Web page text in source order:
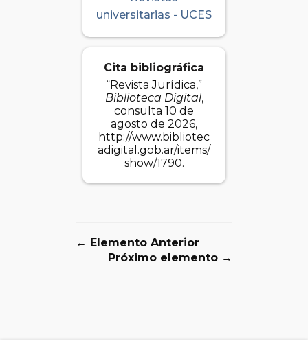
universitarias - UCES
Cita bibliográfica
“Revista Jurídica,”
Biblioteca Digital,
consulta 10 de
agosto de 2026,
http://www.bibliotec
adigital.gob.ar/items/
show/1790.
← Elemento Anterior
Próximo elemento →